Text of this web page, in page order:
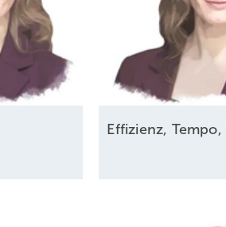
Effizienz, Tempo,